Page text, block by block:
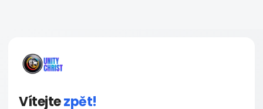
Vítejtezpět!